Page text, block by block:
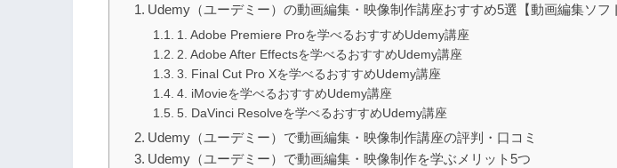
Udemy（ユーデミー）の動画編集・映像制作講座おすすめ5選【動画編集ソフ
1. Adobe Premiere Proを学べるおすすめUdemy講座
2. Adobe After Effectsを学べるおすすめUdemy講座
3. Final Cut Pro Xを学べるおすすめUdemy講座
4. iMovieを学べるおすすめUdemy講座
5. DaVinci Resolveを学べるおすすめUdemy講座
Udemy（ユーデミー）で動画編集・映像制作講座の評判・口コミ
Udemy（ユーデミー）で動画編集・映像制作を学ぶメリット5つ